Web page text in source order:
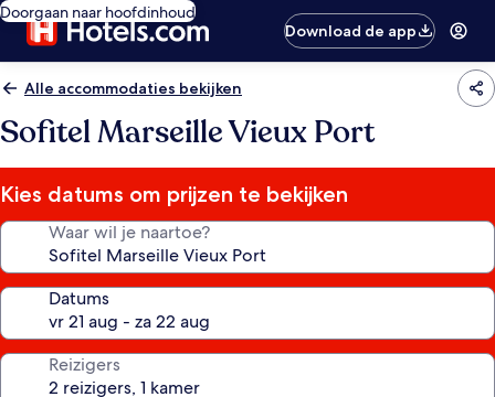
Doorgaan naar hoofdinhoud
Download de app
Alle accommodaties bekijken
Sofitel Marseille Vieux Port
Kies datums om prijzen te bekijken
Waar wil je naartoe?
Datums
Reizigers